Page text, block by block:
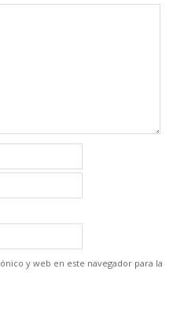
y web en este navegador para la